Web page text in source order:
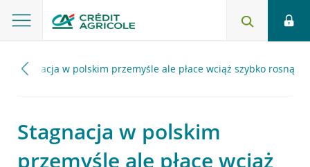
Stagnacja w polskim przemyśle ale płace wciąż szybko rosną
Stagnacja w polskim
przemyśle ale płace wciąż